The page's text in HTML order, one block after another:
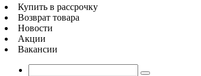
Купить в рассрочку
Возврат товара
Новости
Акции
Вакансии